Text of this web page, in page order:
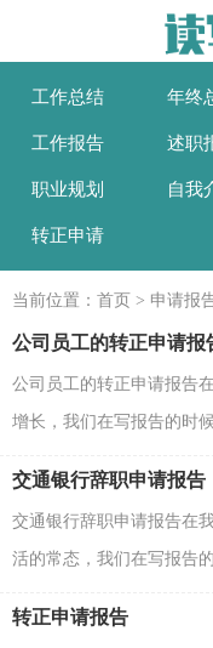
工作总结 年终
工作报告 述职
职业规划 自我
转正申请
当前位置： 首页 > 申请报
公司员工的转正申请报
公司员工的转正申请报告
增长，我们在写报告的时
交通银行辞职申请报告
交通银行辞职申请报告在
活的常态，我们在写报告
转正申请报告